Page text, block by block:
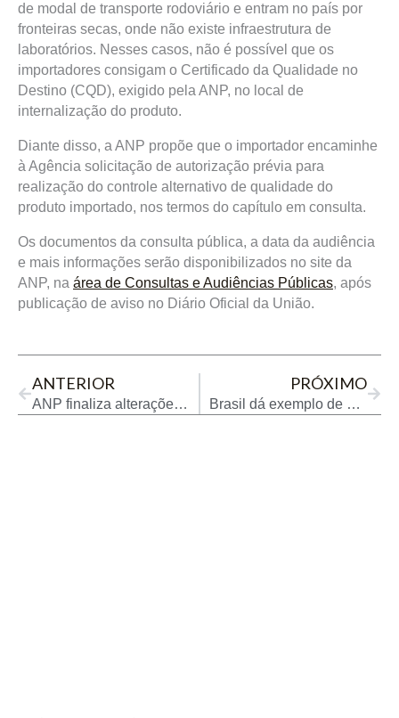
de modal de transporte rodoviário e entram no país por
fronteiras secas, onde não existe infraestrutura de
laboratórios. Nesses casos, não é possível que os
importadores consigam o Certificado da Qualidade no
Destino (CQD), exigido pela ANP, no local de
internalização do produto.
Diante disso, a ANP propõe que o importador encaminhe
à Agência solicitação de autorização prévia para
realização do controle alternativo de qualidade do
produto importado, nos termos do capítulo em consulta.
Os documentos da consulta pública, a data da audiência
e mais informações serão disponibilizados no site da
ANP, na área de Consultas e Audiências Públicas, após
publicação de aviso no Diário Oficial da União.
ANTERIOR
ANP finaliza alterações na resolução de credenciamento de laboratórios
PRÓXIMO
Brasil dá exemplo de sustentabilidade no GP São Paulo